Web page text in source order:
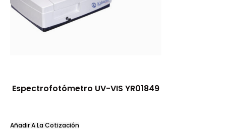
Espectrofotómetro UV-VIS YR01849
Añadir A La Cotización